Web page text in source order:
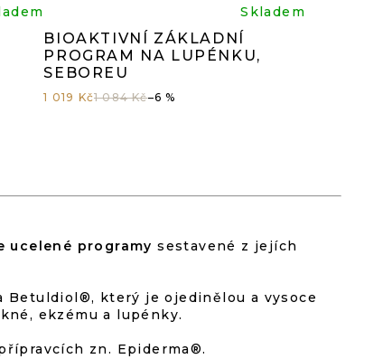
BIOAKTIVNÍ ZÁKLADNÍ
PROGRAM NA LUPÉNKU,
SEBOREU
Průměrné
hodnocení
produktu
4,8
z
5
hvězdiček.
Skladem
1 019 Kč1 084 Kč–6 %
ucelené programy sestavené z jejích
Betuldiol®, který je ojedinělou a vysoce
ekzému a lupénky.
zn. Epiderma®.